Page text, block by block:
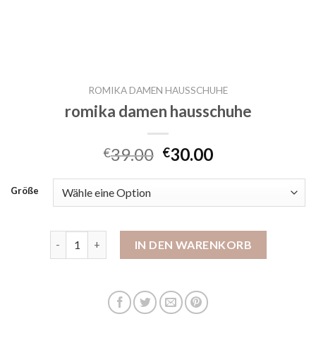
ROMIKA DAMEN HAUSSCHUHE
romika damen hausschuhe
€39.00 €30.00
Größe
IN DEN WARENKORB